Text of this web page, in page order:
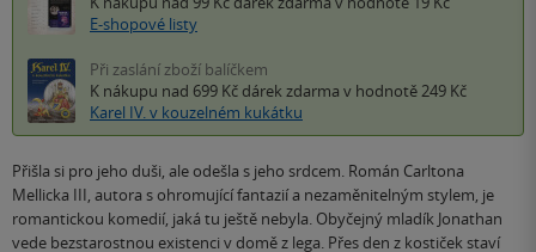
E-shopové listy
Při zaslání zboží balíčkem
K nákupu nad 699 Kč dárek zdarma v hodnotě 249 Kč
Karel IV. v kouzelném kukátku
Přišla si pro jeho duši, ale odešla s jeho srdcem. Román Carltona
Mellicka III, autora s ohromující fantazií a nezaměnitelným stylem, je
romantickou komedií, jaká tu ještě nebyla. Obyčejný mladík Jonathan
vede bezstarostnou existenci v domě z lega. Přes den z kostiček staví